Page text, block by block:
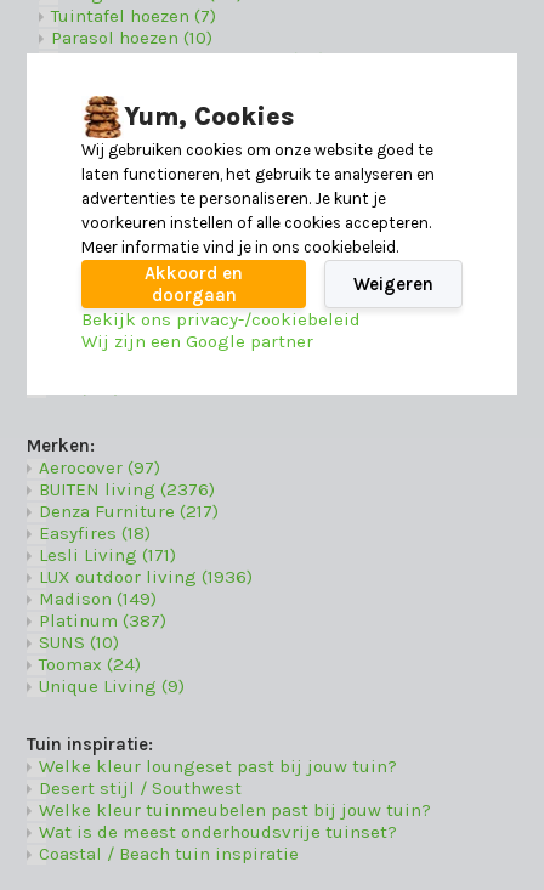
Tuintafel hoezen(7)
Parasol hoezen(10)
L-vormige beschermhoezen(24)
Rechthoekige beschermhoezen
Ronde beschermhoezen(4)
Trapeze beschermhoezen(10)
Tuinaccessoires(208)
Parasol accessoires(12)
Tuinkussens
(40)
Bijzettafels buiten(23)
Voetenbanken(31)
Tuin opbergboxen(35)
Beschermingsmiddelen
Buiten vloerkleden(10)
Buitenverlichting(17)
Merken:
Aerocover(97)
BUITEN living(2376)
Denza Furniture(217)
Easyfires(18)
Lesli Living(171)
LUX outdoor living(1936)
Madison(149)
Platinum(387)
SUNS(10)
Toomax(24)
Unique Living(9)
Tuin inspiratie:
Welke kleur loungeset past bij jouw tuin?
Desert stijl / Southwest
Welke kleur tuinmeubelen past bij jouw tuin?
Wat is de meest onderhoudsvrije tuinset?
Coastal / Beach tuin inspiratie
Yum, Cookies
Wij gebruiken cookies om onze website goed te
laten functioneren, het gebruik te analyseren en
advertenties te personaliseren. Je kunt je
voorkeuren instellen of alle cookies accepteren.
Meer informatie vind je in ons cookiebeleid.
Akkoord en
doorgaan
Weigeren
Bekijk ons privacy-/cookiebeleid
Wij zijn een Google partner